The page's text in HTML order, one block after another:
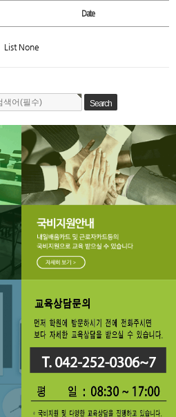
Date
List None